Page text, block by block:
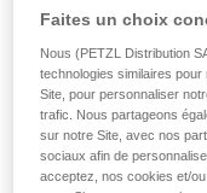
FOOTAPE
Pédale réglable en
La pédale réglable
Faites un choix
Nous (PETZL Distribution
technologies similaires
Site, pour personnaliser
trafic. Nous partageons
sur notre Site, avec nos
sociaux afin de
acceptez, nos cookies et/